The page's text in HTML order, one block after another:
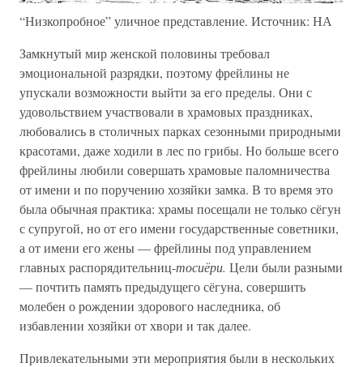
“Низкопробное” уличное представление. Источник: НА
Замкнутый мир женской половины требовал
эмоциональной разрядки, поэтому фрейлины не
упускали возможности выйти за его пределы. Они с
удовольствием участвовали в храмовых праздниках,
любовались в столичных парках сезонными природными
красотами, даже ходили в лес по грибы. Но больше всего
фрейлины любили совершать храмовые паломничества
от имени и по поручению хозяйки замка. В то время это
была обычная практика: храмы посещали не только сёгун
с супругой, но от его имени государственные советники,
а от имени его жены — фрейлины под управлением
главных распорядительниц-тосиёри. Цели были разными
— почтить память предыдущего сёгуна, совершить
молебен о рождении здорового наследника, об
избавлении хозяйки от хвори и так далее.
Привлекательными эти мероприятия были в нескольких